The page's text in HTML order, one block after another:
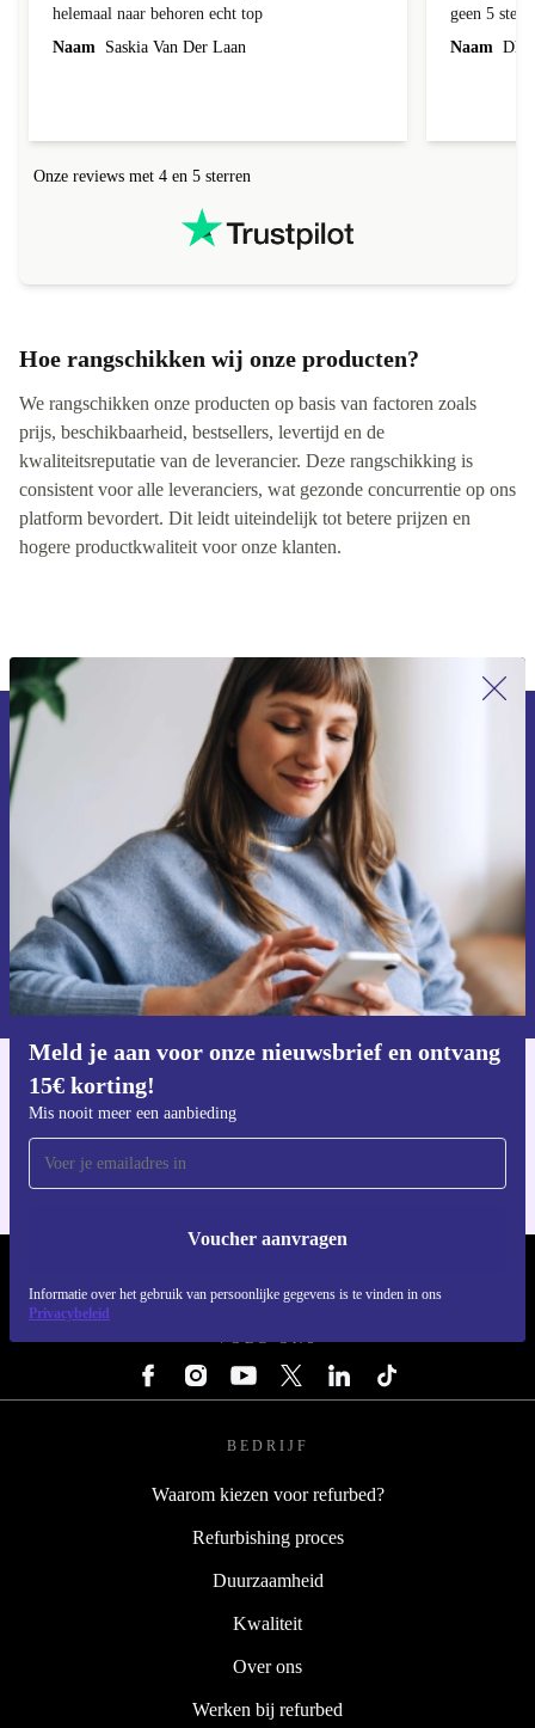
helemaal naar behoren echt top
Naam
Saskia Van Der Laan
geen 5 sterren geef is de onduidelijke
Naam Dhr.
Onze reviews met 4 en 5 sterren
Hoe rangschikken wij onze producten?
We rangschikken onze producten op basis van factoren zoals
prijs, beschikbaarheid, bestsellers, levertijd en de
kwaliteitsreputatie van de leverancier. Deze rangschikking is
consistent voor alle leveranciers, wat gezonde concurrentie op ons
platform bevordert. Dit leidt uiteindelijk tot betere prijzen en
hogere productkwaliteit voor onze klanten.
Meld je aan voor onze nieuwsbrief en ontvang
15€ korting!
Mis nooit meer een aanbieding
Voucher aanvragen
Informatie over het gebruik van persoonlijke gegevens is te vinden in ons
Privacybeleid
Meld je aan voor onze nieuwsbrief en
ontvang €15 korting!
Mis nooit meer een aanbieding.
Voucher aanvragen
Informatie over het gebruik van persoonsgegevens vind je in ons
privacybeleid.
Voor iOS en Android
VOLG ONS
BEDRIJF
Waarom kiezen voor refurbed?
Refurbishing proces
Duurzaamheid
Kwaliteit
Over ons
Werken bij refurbed